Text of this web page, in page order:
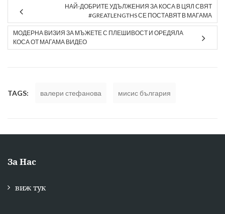
НАЙ-ДОБРИТЕ УДЪЛЖЕНИЯ ЗА КОСА В ЦЯЛ СВЯТ
#GREATLENGTHS СЕ ПОСТАВЯТ В МАГАМА
МОДЕРНА ВИЗИЯ ЗА МЪЖЕТЕ С ПЛЕШИВОСТ И ОРЕДЯЛА
КОСА ОТ МАГАМА ВИДЕО
TAGS: валери стефанова мисис българия
За Нас
виж тук